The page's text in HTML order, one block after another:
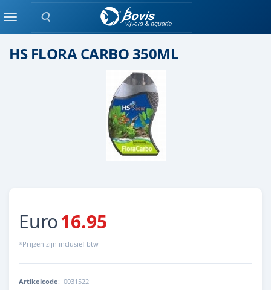
Zoeken
MenuPlant bemesting
HS FLORA CARBO 350ML
Euro16.95
*Prijzen zijn inclusief btw
Artikelcode: 0031522